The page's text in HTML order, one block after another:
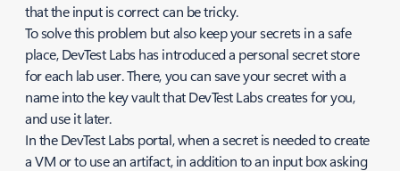
that the input is correct can be tricky.
To solve this problem but also keep your secrets in a safe
place, DevTest Labs has introduced a personal secret store
for each lab user. There, you can save your secret with a
name into the key vault that DevTest Labs creates for you,
and use it later.
In the DevTest Labs portal, when a secret is needed to create
a VM or to use an artifact, in addition to an input box asking